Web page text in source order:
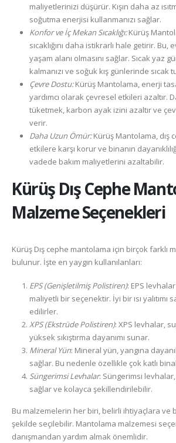
maliyetlerinizi düşürür. Kışın daha az
soğutma enerjisi kullanmanızı sağlar.
Konfor ve İç Mekan Sıcaklığı:Kürüş
sıcaklığını daha istikrarlı hale getirir.
yaşam alanı olmasını sağlar. Sıcak yaz
kalmanızı ve soğuk kış günlerinde sıcak
Çevre Dostu:Kürüş Mantolama, enerji
yardımcı olarak çevresel etkileri azaltır.
tüketmek, karbon ayak izini azaltır ve
verir.
Daha Uzun Ömür:Kürüş Mantolama, dış
etkilere karşı korur ve binanın
vadede bakım maliyetlerini azaltabilir.
Kürüş Dış Cephe
Malzeme Seçenekleri
Kürüş Dış cephe mantolama için birçok farklı
bulunur. İşte en yaygın kullanılanları:
EPS (Genişletilmiş Polistiren): EPS
maliyetli bir seçenektir. İyi bir ısı yalıtımı
edilirler.
XPS (Ekstrüde Polistiren): XPS levhalar,
yüksek sıkıştırma dayanımı sunar.
Mineral Yün: Mineral yün, yangına
sağlar. Bu nedenle özellikle çok katlı
Süngerimsi Levhalar: Süngerimsi levhalar,
sağlar ve kolayca şekillendirilebilir.
Bu malzemelerin her biri, belirli ihtiyaçlara ve
şekilde seçilebilir. Mantolama malzemesi
danışmandan yardım almak önemlidir.